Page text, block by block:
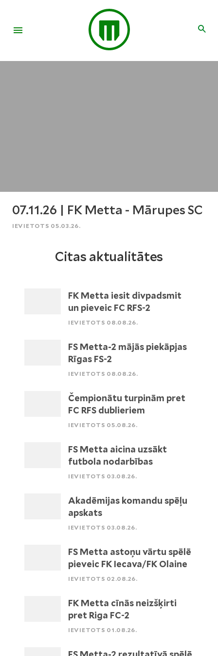
07.11.26 | FK Metta - Mārupes SC
IEVIETOTS 05.03.26.
Citas aktualitātes
FK Metta iesit divpadsmit
un pieveic FC RFS-2
IEVIETOTS 08.08.26.
FS Metta-2 mājās piekāpjas
Rīgas FS-2
IEVIETOTS 08.08.26.
Čempionātu turpinām pret
FC RFS dublieriem
IEVIETOTS 05.08.26.
FS Metta aicina uzsākt
futbola nodarbības
IEVIETOTS 03.08.26.
Akadēmijas komandu spēļu
apskats
IEVIETOTS 03.08.26.
FS Metta astoņu vārtu spēlē
pieveic FK Iecava/FK Olaine
IEVIETOTS 02.08.26.
FK Metta cīnās neizšķirti
pret Riga FC-2
IEVIETOTS 01.08.26.